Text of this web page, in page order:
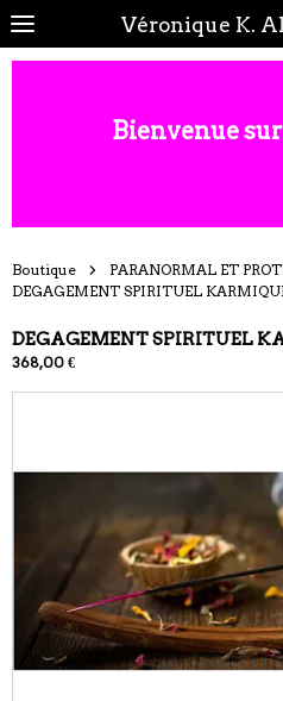
Véronique K.
Bienvenue
Boutique
PARANORMAL ET
DEGAGEMENT SPIRITUEL
DEGAGEMENT SPIRITUEL
368,00 €